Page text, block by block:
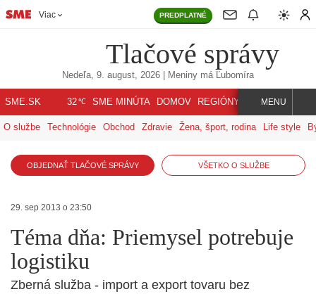
Viac PREDPLATNÉ
Tlačové správy
Nedeľa, 9. august, 2026 | Meniny má Ľubomíra
SME.SK 32℃ SME MINÚTA DOMOV REGIÓNY INDEX SVET
MENU
O službe Technológie Obchod Zdravie Žena, šport, rodina Life style
OBJEDNAŤ TLAČOVÉ SPRÁVY VŠETKO O SLUŽBE
29. sep 2013 o 23:50
Téma dňa: Priemysel potrebuje
logistiku
Zberná služba - import a export tovaru bez